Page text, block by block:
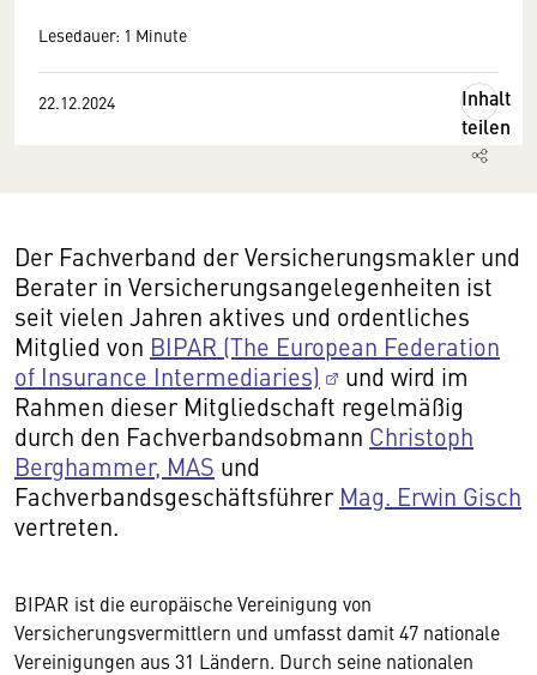
Lesedauer: 1 Minute
22.12.2024
Inhalt
teilen
Der Fachverband der Versicherungsmakler und
Berater in Versicherungsangelegenheiten ist
seit vielen Jahren aktives und ordentliches
Mitglied von BIPAR (The European Federation
of Insurance Intermediaries)
und wird im
Rahmen dieser Mitgliedschaft regelmäßig
durch den Fachverbandsobmann Christoph
Berghammer, MAS und
Fachverbandsgeschäftsführer Mag. Erwin Gisch
vertreten.
BIPAR ist die europäische Vereinigung von
Versicherungsvermittlern und umfasst damit 47 nationale
Vereinigungen aus 31 Ländern. Durch seine nationalen